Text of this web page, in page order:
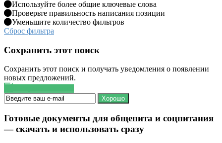
Используйте более общие ключевые слова
Проверьте правильность написания позиции
Уменьшите количество фильтров
Сброс фильтра
Сохранить этот поиск
Сохранить этот поиск и получать уведомления о появлении
новых предложений.
Хорошо
Готовые документы для общепита и соцпитания
— скачать и использовать сразу